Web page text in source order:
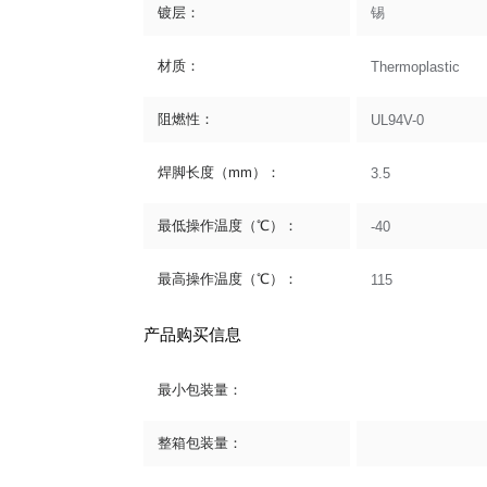
镀层： 锡
材质： Thermoplastic
阻燃性： UL94V-0
焊脚长度（mm）： 3.5
最低操作温度（℃）： -40
最高操作温度（℃）： 115
产品购买信息
最小包装量：
整箱包装量：